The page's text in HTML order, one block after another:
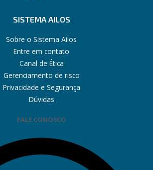
SISTEMA AILOS
Sobre o Sistema Ailos
Entre em contato
Canal de Ética
Gerenciamento de risco
Privacidade e Segurança
Dúvidas
FALE CONOSCO